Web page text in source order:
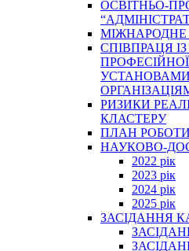
ОСВІТНЬО-
МІЖНАРОДНЕ
СПІВПРАЦЯ
РИЗИКИ
КЛАСТЕРУ
ПЛАН
НАУКОВО-
2022 рік
2023 рік
2024 рік
2025 рік
ЗАСІДАННЯ